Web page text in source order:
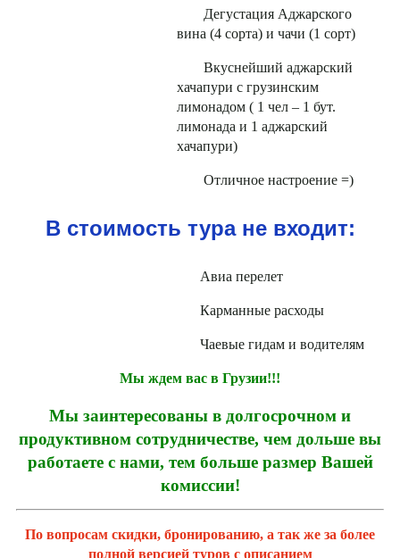
Дегустация Аджарского
вина (4 сорта) и чачи (1 сорт)
Вкуснейший аджарский
хачапури с грузинским
лимонадом ( 1 чел – 1 бут.
лимонада и 1 аджарский
хачапури)
Отличное настроение =)
В стоимость тура не входит:
Авиа перелет
Карманные расходы
Чаевые гидам и водителям
Мы ждем вас в Грузии!!!
Мы заинтересованы в долгосрочном и
продуктивном сотрудничестве, чем дольше вы
работаете с нами, тем больше размер Вашей
комиссии!
По вопросам скидки, бронированию, а так же за более
полной версией туров с описанием